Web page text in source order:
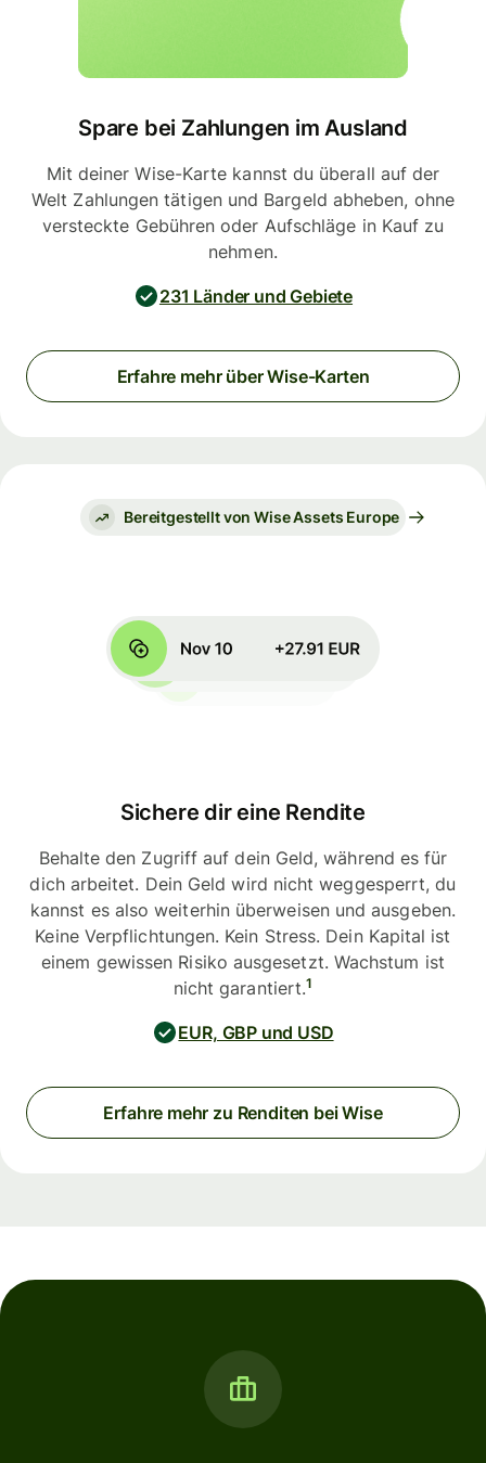
Spare bei Zahlungen im Ausland
Mit deiner Wise-Karte kannst du überall auf der
Welt Zahlungen tätigen und Bargeld abheben, ohne
versteckte Gebühren oder Aufschläge in Kauf zu
nehmen.
231 Länder und Gebiete
Erfahre mehr über Wise-Karten
Bereitgestellt von Wise Assets Europe
Sichere dir eine Rendite
Behalte den Zugriff auf dein Geld, während es für
dich arbeitet. Dein Geld wird nicht weggesperrt, du
kannst es also weiterhin überweisen und ausgeben.
Keine Verpflichtungen. Kein Stress. Dein Kapital ist
einem gewissen Risiko ausgesetzt. Wachstum ist
nicht garantiert.1
EUR, GBP und USD
Erfahre mehr zu Renditen bei Wise